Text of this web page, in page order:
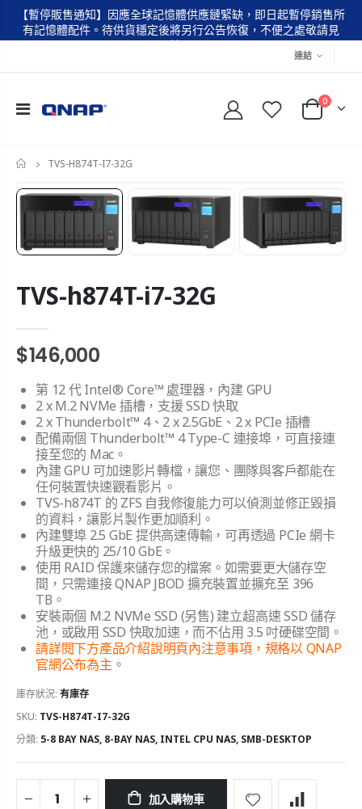
【暫停販售通知】因應全球記憶體供應鏈緊缺，即日起暫停銷售所
有記憶體配件。待供貨穩定後將另行公告恢復，不便之處敬請見
諒。
連結
0
首TVS-H874T-I7-32G
TVS-h874T-i7-32G
$146,000
第 12 代 Intel® Core™ 處理器，內建 GPU
2 x M.2 NVMe 插槽，支援 SSD 快取
2 x Thunderbolt™ 4、2 x 2.5GbE、2 x PCIe 插槽
配備兩個 Thunderbolt™ 4 Type-C 連接埠，可直接連
接至您的 Mac。
內建 GPU 可加速影片轉檔，讓您、團隊與客戶都能在
任何裝置快速觀看影片。
TVS-h874T 的 ZFS 自我修復能力可以偵測並修正毀損
的資料，讓影片製作更加順利。
內建雙埠 2.5 GbE 提供高速傳輸，可再透過 PCIe 網卡
升級更快的 25/10 GbE。
使用 RAID 保護來儲存您的檔案。如需要更大儲存空
間，只需連接 QNAP JBOD 擴充裝置並擴充至 396
TB。
安裝兩個 M.2 NVMe SSD (另售) 建立超高速 SSD 儲存
池，或啟用 SSD 快取加速，而不佔用 3.5 吋硬碟空間。
請詳閱下方產品介紹說明頁內注意事項，規格以 QNAP
官網公布為主。
庫存狀況: 有庫存
SKU: TVS-H874T-I7-32G
分類: 5-8 BAY NAS, 8-BAY NAS, INTEL CPU NAS, SMB-DESKTOP
加入購物車